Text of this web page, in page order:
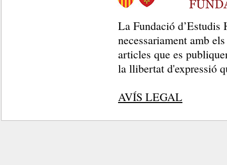
La Fundació d’Estudis
necessariament amb
articles que es
la llibertat d'expressió
AVÍS LEGAL